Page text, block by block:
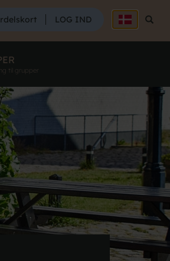
SØG
Søg
LOG IND
til grupper